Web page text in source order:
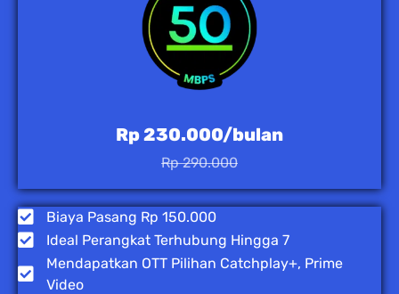
Rp 230.000/bulan
Rp 290.000
Biaya Pasang Rp 150.000
Ideal Perangkat Terhubung Hingga 7
Mendapatkan OTT Pilihan Catchplay+, Prime
Video